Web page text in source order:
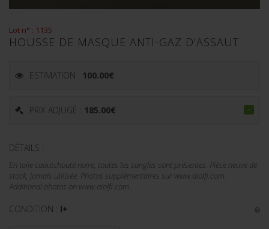
Lot n° : 1135
HOUSSE DE MASQUE ANTI-GAZ D'ASSAUT
ESTIMATION : 100.00€
PRIX ADJUGÉ : 185.00€
DÉTAILS :
En toile caoutchouté noire, toutes les sangles sont présentes. Pièce neuve de
stock, jamais utilisée. Photos supplémentaires sur www.aiolfi.com.
Additional photos on www.aiolfi.com.
CONDITION : I+